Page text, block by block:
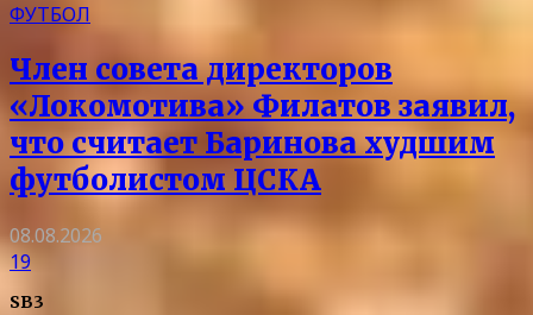
ФУТБОЛ
Член совета директоров
«Локомотива» Филатов заявил,
что считает Баринова худшим
футболистом ЦСКА
08.08.2026
19
SB3